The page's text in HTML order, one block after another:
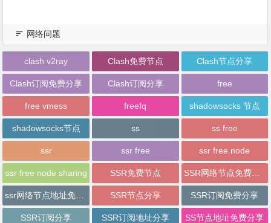
网络问题
clash v2ray Clash免费节点 Clash节点分享
Clash订阅免费分享 Clash订阅分享 free
free vmess freefq shadowsocks 节点
shadowsocks节点 ss ss free
ssr ssr free ssr free node
ssr free node sharing SSR免费节点 SSR网络节点免费分享
SSR节点分享 SSR订阅免费分享
SSR订阅分享 SSR订阅地址分享 SS节点地址免费分享